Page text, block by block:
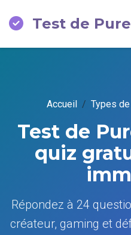
Test de
Accueil Types
Test de
quiz
Répondez à 24
créateur, gaming et